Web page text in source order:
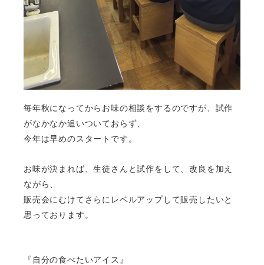
毎年秋になってからお味の相談をするのですが、 試作
がなかなか追いついておらず、
今年は早めのスタートです。
お味が決まれば、生徒さんと試作をして、改良を加え
ながら、
販売会にむけてさらにレベルアップして販売したいと
思っております。
『自分の食べたいアイス』